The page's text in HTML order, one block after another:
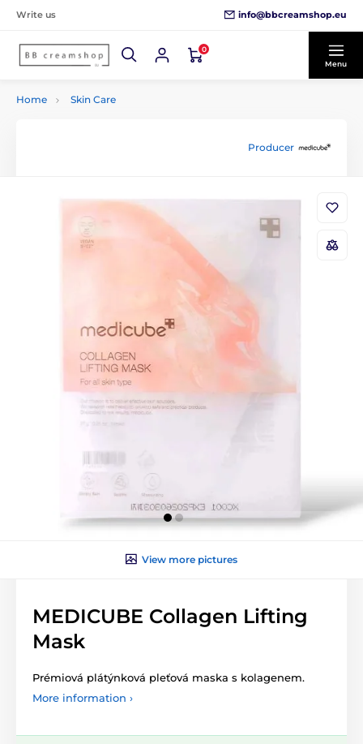
Write us info@bbcreamshop.eu
0
Menu
Home Skin Care
Producer
View more pictures
MEDICUBE Collagen Lifting
Mask
Prémiová plátýnková pleťová maska s kolagenem.
More information ›